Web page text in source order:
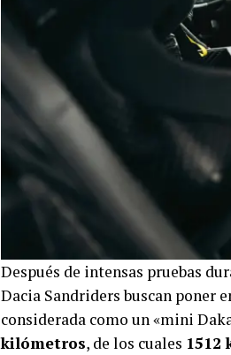
Después de intensas pruebas
Dacia Sandriders buscan poner
considerada como un «mini
kilómetros, de los cuales 1512